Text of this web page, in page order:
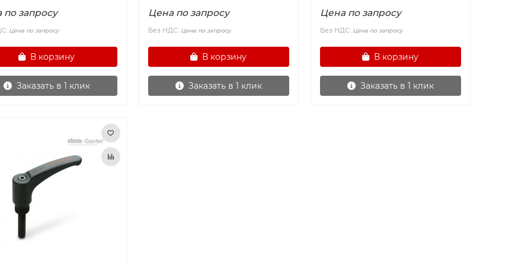
по запросу
Цена по запросу
В корзину
Заказать в 1 клик
Цена по запросу
Без НДС: Цена по запросу
В корзину
Заказать в 1 клик
Цена по запросу
Без НДС: Цена по запросу
В корзину
Заказать в 1 клик